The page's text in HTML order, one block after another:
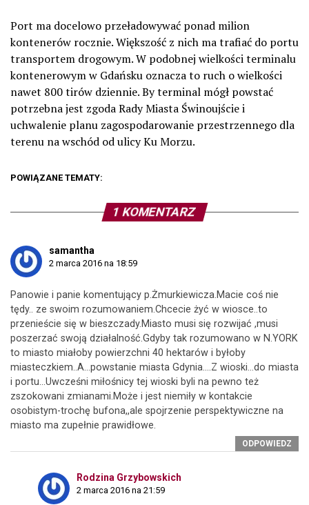
Port ma docelowo przeładowywać ponad milion
kontenerów rocznie. Większość z nich ma trafiać do portu
transportem drogowym. W podobnej wielkości terminalu
kontenerowym w Gdańsku oznacza to ruch o wielkości
nawet 800 tirów dziennie. By terminal mógł powstać
potrzebna jest zgoda Rady Miasta Świnoujście i
uchwalenie planu zagospodarowanie przestrzennego dla
terenu na wschód od ulicy Ku Morzu.
POWIĄZANE TEMATY:
1 KOMENTARZ
samantha
2 marca 2016 na 18:59
Panowie i panie komentujący p.Żmurkiewicza.Macie coś nie
tędy.. ze swoim rozumowaniem.Chcecie żyć w wiosce..to
przenieście się w bieszczady.Miasto musi się rozwijać ,musi
poszerzać swoją działalność.Gdyby tak rozumowano w N.YORK
to miasto miałoby powierzchni 40 hektarów i byłoby
miasteczkiem..A…powstanie miasta Gdynia….Z wioski…do miasta
i portu…Uwcześni miłośnicy tej wioski byli na pewno też
zszokowani zmianami.Może i jest niemiły w kontakcie
osobistym-trochę bufona,,ale spojrzenie perspektywiczne na
miasto ma zupełnie prawidłowe.
ODPOWIEDZ
Rodzina Grzybowskich
2 marca 2016 na 21:59